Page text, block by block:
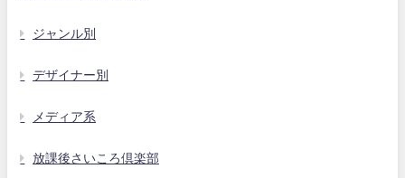
ジャンル別
デザイナー別
メディア系
放課後さいころ倶楽部